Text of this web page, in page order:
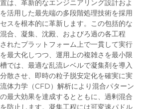
は、革新的なエンジニアリング設計およ
活用した最先端の多段階処理技術を採用
スを根本的に革新します。この包括的な
合、凝集、沈殿、およびろ過の各工程
れたプラットフォーム上で一貫して実行
最大化しつつ、運用上の複雑さを最小限
では、最適な乱流レベルで凝集剤を導入
散させ、即時の粒子脱安定化を確実に実
体力学（CFD）解析により混合パターン
最大効果を達成するとともに、過剰混合
防止します。凝集工程には可変速パドル